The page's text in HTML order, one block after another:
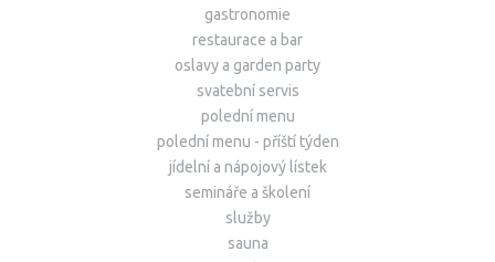
gastronomie
restaurace a bar
oslavy a garden party
svatební servis
polední menu
polední menu - příští týden
jídelní a nápojový lístek
semináře a školení
služby
sauna